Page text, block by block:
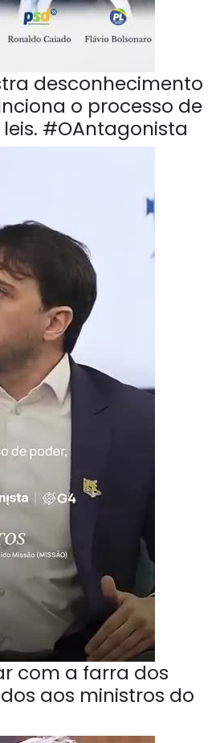
desconhecimento
o processo de
#OAntagonista
com a farra dos
aos ministros do